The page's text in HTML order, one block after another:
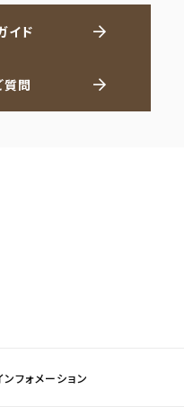
イド
質問
ンフォメーション